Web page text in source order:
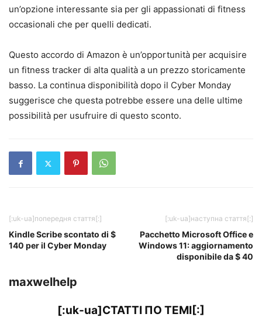
un’opzione interessante sia per gli appassionati di fitness
occasionali che per quelli dedicati.
Questo accordo di Amazon è un’opportunità per acquisire
un fitness tracker di alta qualità a un prezzo storicamente
basso. La continua disponibilità dopo il Cyber ​​Monday
suggerisce che questa potrebbe essere una delle ultime
possibilità per usufruire di questo sconto.
[:uk-ua]попередня стаття[:]
Kindle Scribe scontato di $
140 per il Cyber Monday
[:uk-ua]наступна стаття[:]
Pacchetto Microsoft Office e
Windows 11: aggiornamento
disponibile da $ 40
maxwelhelp
[:uk-ua]СТАТТІ ПО ТЕМІ[:]